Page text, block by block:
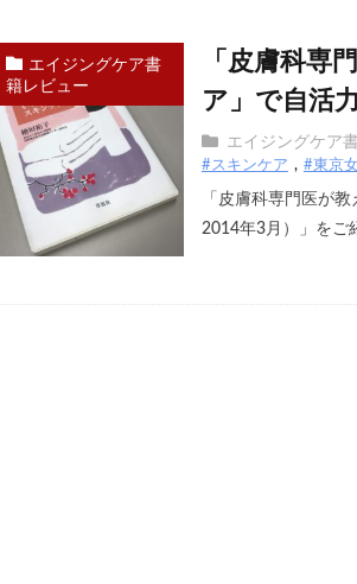
エイジングケア書
籍レビュー
「皮膚科専
ア」で自活
エイジングケア
#スキンケア #東京
「皮膚科専門医が
2014年3月）」をご